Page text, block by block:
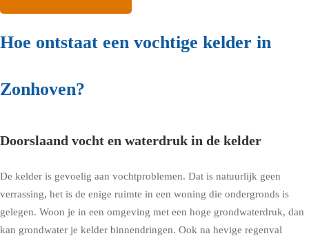
Hoe ontstaat een vochtige kelder in
Zonhoven?
Doorslaand vocht en waterdruk in de kelder
De kelder is gevoelig aan vochtproblemen. Dat is natuurlijk geen
verrassing, het is de enige ruimte in een woning die ondergronds is
gelegen. Woon je in een omgeving met een hoge grondwaterdruk, dan
kan grondwater je kelder binnendringen. Ook na hevige regenval